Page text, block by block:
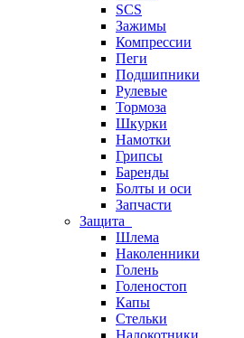
SCS
Зажимы
Компрессии
Пеги
Подшипники
Рулевые
Тормоза
Шкурки
Намотки
Грипсы
Баренды
Болты и оси
Запчасти
Защита
Шлема
Наколенники
Голень
Голеностоп
Капы
Стельки
Налокотники